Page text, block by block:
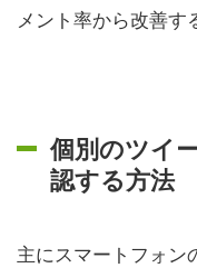
メント率から改善す
個別のツイ
認する方法
主にスマートフォン